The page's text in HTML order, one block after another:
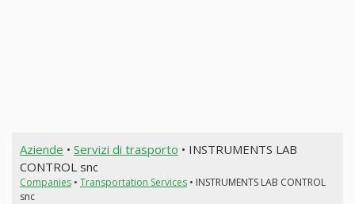
Aziende • Servizi di trasporto • INSTRUMENTS LAB
CONTROL snc
Companies• Transportation Services• INSTRUMENTS LAB CONTROL
snc